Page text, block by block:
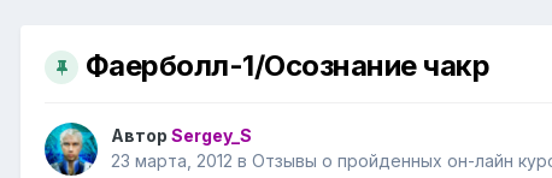
Фаерболл-1/Осознание чакр
Автор Sergey_S
23 марта, 2012 в Отзывы о пройденных он-лайн